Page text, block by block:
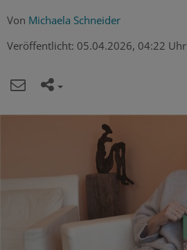
Von Michaela Schneider
Veröffentlicht: 05.04.2026, 04:22 Uhr